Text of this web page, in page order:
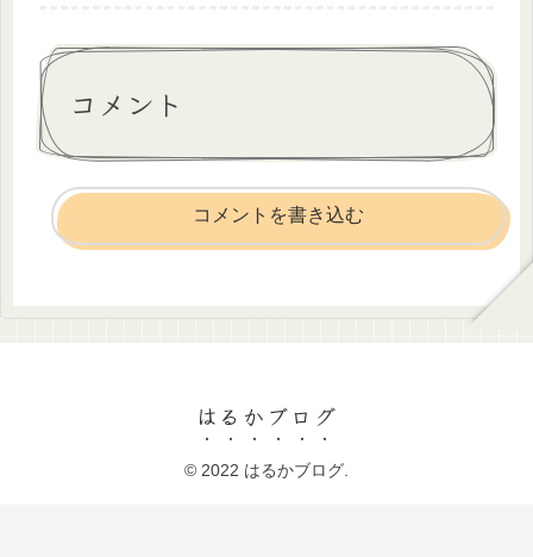
コメント
コメントを書き込む
はるかブログ
© 2022 はるかブログ.